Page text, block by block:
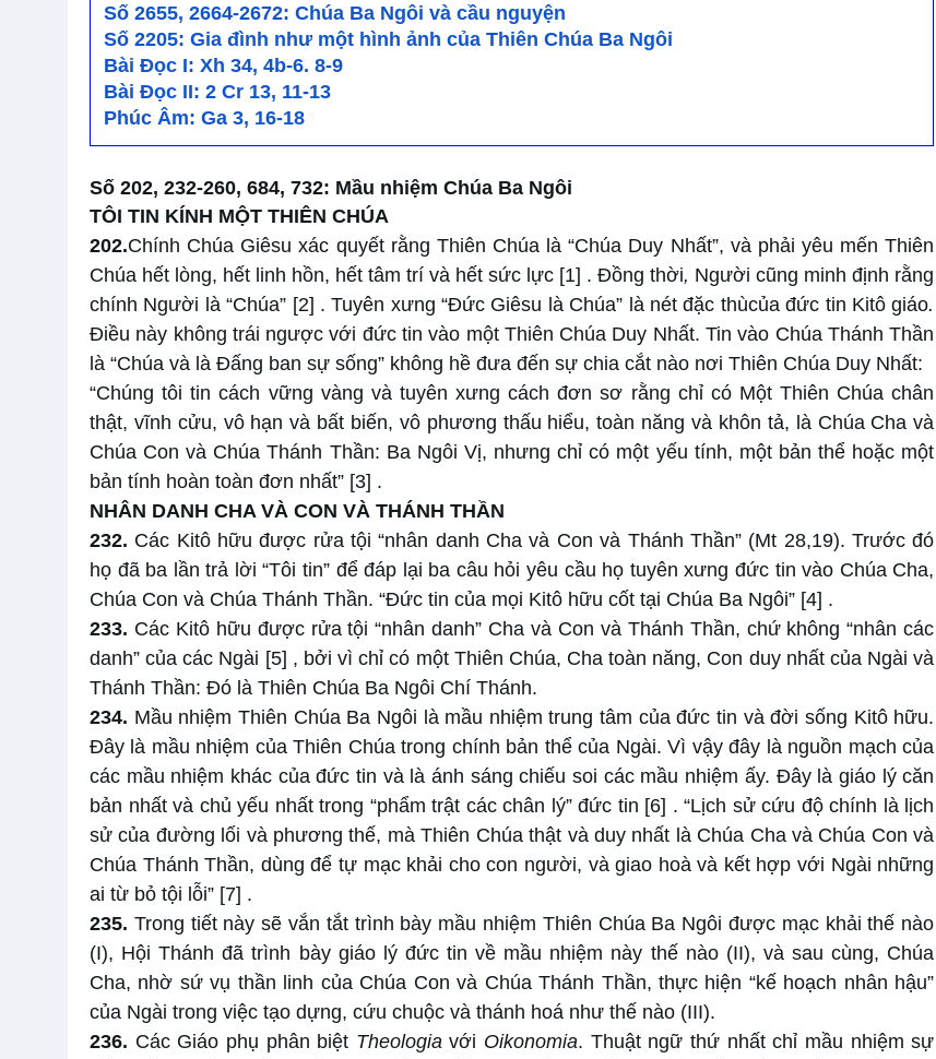
Số 2655, 2664-2672: Chúa Ba Ngôi và cầu nguyện
Số 2205: Gia đình như một hình ảnh của Thiên Chúa Ba Ngôi
Bài Ðọc I: Xh 34, 4b-6. 8-9
Bài Ðọc II: 2 Cr 13, 11-13
Phúc Âm: Ga 3, 16-18
Số 202, 232-260, 684, 732: Mầu nhiệm Chúa Ba Ngôi
TÔI TIN KÍNH MỘT THIÊN CHÚA
202.Chính Chúa Giêsu xác quyết rằng Thiên Chúa là “Chúa Duy Nhất”, và phải yêu mến Thiên
Chúa hết lòng, hết linh hồn, hết tâm trí và hết sức lực [1] . Đồng thời, Người cũng minh định rằng
chính Người là “Chúa” [2] . Tuyên xưng “Đức Giêsu là Chúa” là nét đặc thùcủa đức tin Kitô giáo.
Điều này không trái ngược với đức tin vào một Thiên Chúa Duy Nhất. Tin vào Chúa Thánh Thần
là “Chúa và là Đấng ban sự sống” không hề đưa đến sự chia cắt nào nơi Thiên Chúa Duy Nhất:
“Chúng tôi tin cách vững vàng và tuyên xưng cách đơn sơ rằng chỉ có Một Thiên Chúa chân
thật, vĩnh cửu, vô hạn và bất biến, vô phương thấu hiểu, toàn năng và khôn tả, là Chúa Cha và
Chúa Con và Chúa Thánh Thần: Ba Ngôi Vị, nhưng chỉ có một yếu tính, một bản thể hoặc một
bản tính hoàn toàn đơn nhất” [3] .
NHÂN DANH CHA VÀ CON VÀ THÁNH THẦN
232. Các Kitô hữu được rửa tội “nhân danh Cha và Con và Thánh Thần” (Mt 28,19). Trước đó
họ đã ba lần trả lời “Tôi tin” để đáp lại ba câu hỏi yêu cầu họ tuyên xưng đức tin vào Chúa Cha,
Chúa Con và Chúa Thánh Thần. “Đức tin của mọi Kitô hữu cốt tại Chúa Ba Ngôi” [4] .
233. Các Kitô hữu được rửa tội “nhân danh” Cha và Con và Thánh Thần, chứ không “nhân các
danh” của các Ngài [5] , bởi vì chỉ có một Thiên Chúa, Cha toàn năng, Con duy nhất của Ngài và
Thánh Thần: Đó là Thiên Chúa Ba Ngôi Chí Thánh.
234. Mầu nhiệm Thiên Chúa Ba Ngôi là mầu nhiệm trung tâm của đức tin và đời sống Kitô hữu.
Đây là mầu nhiệm của Thiên Chúa trong chính bản thể của Ngài. Vì vậy đây là nguồn mạch của
các mầu nhiệm khác của đức tin và là ánh sáng chiếu soi các mầu nhiệm ấy. Đây là giáo lý căn
bản nhất và chủ yếu nhất trong “phẩm trật các chân lý” đức tin [6] . “Lịch sử cứu độ chính là lịch
sử của đường lối và phương thế, mà Thiên Chúa thật và duy nhất là Chúa Cha và Chúa Con và
Chúa Thánh Thần, dùng để tự mạc khải cho con người, và giao hoà và kết hợp với Ngài những
ai từ bỏ tội lỗi” [7] .
235. Trong tiết này sẽ vắn tắt trình bày mầu nhiệm Thiên Chúa Ba Ngôi được mạc khải thế nào
(I), Hội Thánh đã trình bày giáo lý đức tin về mầu nhiệm này thế nào (II), và sau cùng, Chúa
Cha, nhờ sứ vụ thần linh của Chúa Con và Chúa Thánh Thần, thực hiện “kế hoạch nhân hậu”
của Ngài trong việc tạo dựng, cứu chuộc và thánh hoá như thế nào (III).
236. Các Giáo phụ phân biệt Theologiavới Oikonomia. Thuật ngữ thứ nhất chỉ mầu nhiệm sự